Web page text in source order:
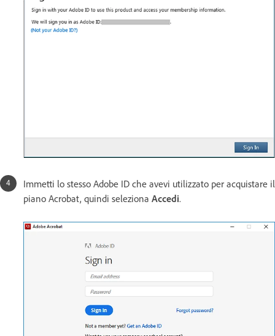
Immetti lo stesso Adobe ID che avevi utilizzato per acquistare il
piano Acrobat, quindi seleziona Accedi.